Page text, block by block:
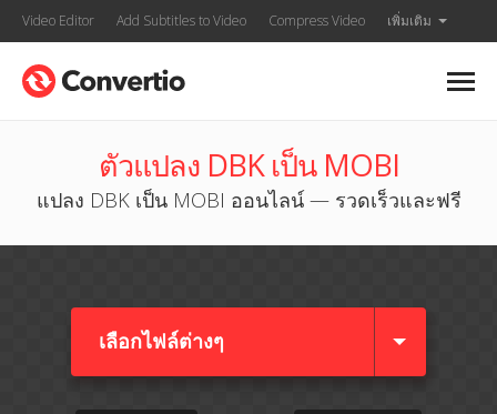
Video Editor Add Subtitles to Video Compress Video เพิ่มเติม
ตัวแปลง DBK เป็น MOBI
แปลง DBK เป็น MOBI ออนไลน์ — รวดเร็วและฟรี
เลือกไฟล์ต่างๆ​